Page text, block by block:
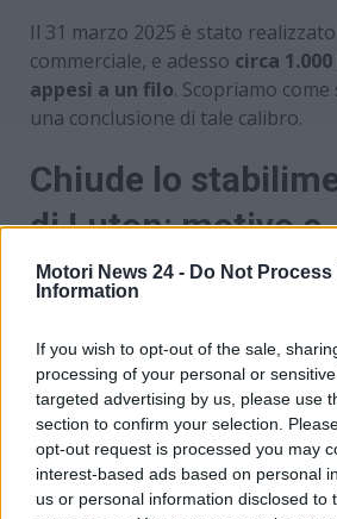
Motori News 24 - Do Not Process
Information
If you wish to opt-out of the sale,
processing of your personal or
targeted advertising by us, please use
section to confirm your selection.
opt-out request is processed you may
interest-based ads based on personal
us or personal information disclosed to
Il 31 marzo 2025 è stato
commerciale, e adesso circa
appesi a un filo. Scopriamo
una conclusione di tale calibro.
Chiude lo
di Luton: motivo e
conseguenze
Stellantis prevedeva di realizzare
farebbeparte del piano di
dell’azienda, che vuole
produzione di veicoli elettrici
Port. In effetti, Stellantis ha
specialmente per rispondere alle